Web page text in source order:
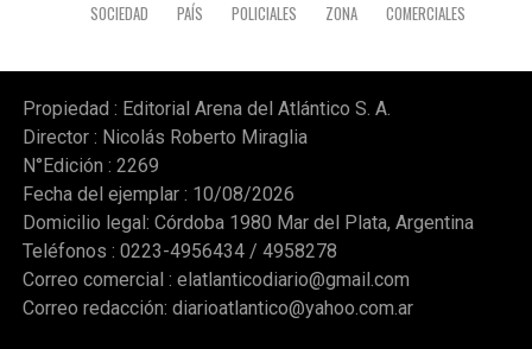
SOCIEDAD
PAÍS POLICIALES ZONA COMERCIALES
Propiedad : Editorial Arena del Atlántico S. A.
Director : Nicolás Roberto Miraglia
N°Edición : 2269
Fecha del ejemplar : 10/08/2026
Domicilio legal: Córdoba 1980 Mar del Plata, Argentina
Teléfonos : 0223-4956434 / 4958278
Correo comercial : elatlanticodiario@gmail.com
Correo redacción: diarioatlantico@yahoo.com.ar